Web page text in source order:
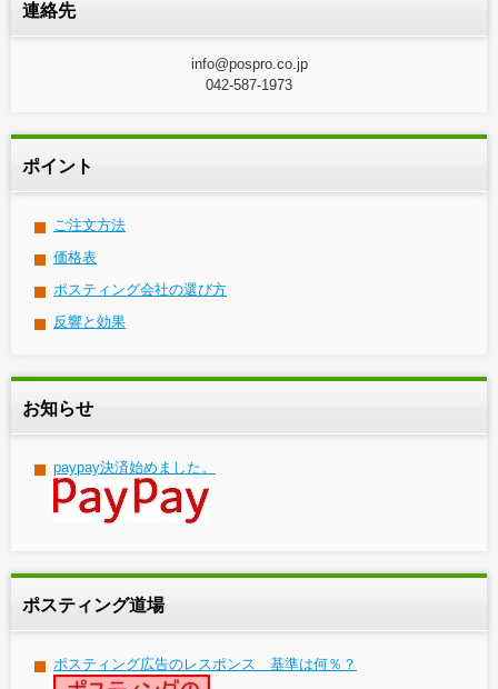
連絡先
info@pospro.co.jp
042-587-1973
ポイント
ご注文方法
価格表
ポスティング会社の選び方
反響と効果
お知らせ
paypay決済始めました。
ポスティング道場
ポスティング広告のレスポンス 基準は何％？